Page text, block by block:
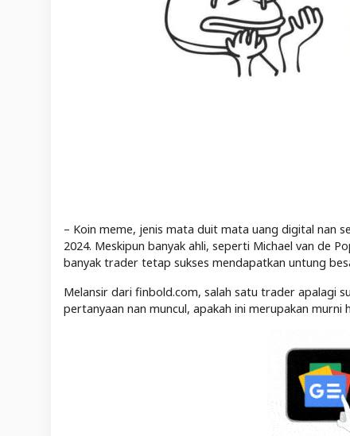
– Koin meme, jenis mata duit mata uang digital nan
2024. Meskipun banyak ahli, seperti Michael van de
banyak trader tetap sukses mendapatkan untung
Melansir dari finbold.com, salah satu trader apalagi
pertanyaan nan muncul, apakah ini merupakan